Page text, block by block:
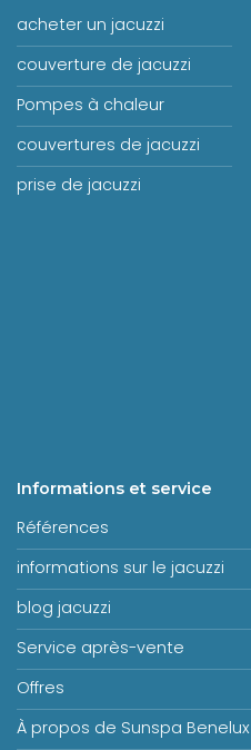
acheter un jacuzzi
couverture de jacuzzi
Pompes à chaleur
couvertures de jacuzzi
prise de jacuzzi
Informations et service
Références
informations sur le jacuzzi
blog jacuzzi
Service après-vente
Offres
À propos de Sunspa Benelux